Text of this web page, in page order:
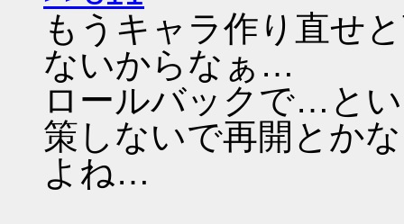
もうキャラ作り直せ
ないからなぁ…
ロールバックで…と
策しないで再開とか
よね…